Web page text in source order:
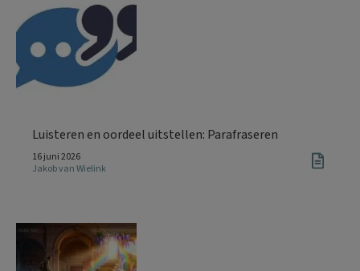
Luisteren en oordeel uitstellen: Parafraseren
16 juni 2026
Jakob van Wielink